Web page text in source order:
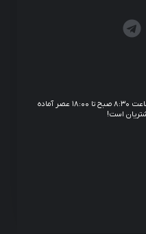
مدیریت روابط عمومی فروشگاه روبان قرمز از ساعت ۸:۳۰ صبح تا ۱۸:۰۰ عصر آماده
است!